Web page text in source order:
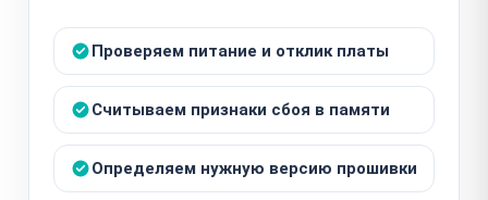
Проверяем питание и отклик платы
Считываем признаки сбоя в памяти
Определяем нужную версию прошивки